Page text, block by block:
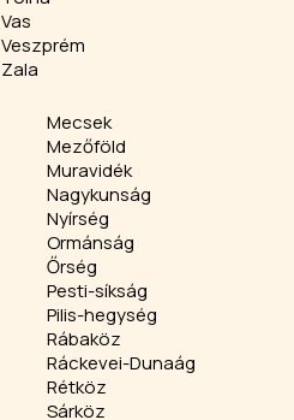
Vas
Veszprém
Zala
Mecsek
Mezőföld
Muravidék
Nagykunság
Nyírség
Ormánság
Őrség
Pesti-síkság
Pilis-hegység
Rábaköz
Ráckevei-Dunaág
Rétköz
Sárköz